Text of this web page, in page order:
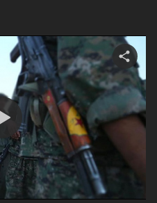
Play
Video
Share
video